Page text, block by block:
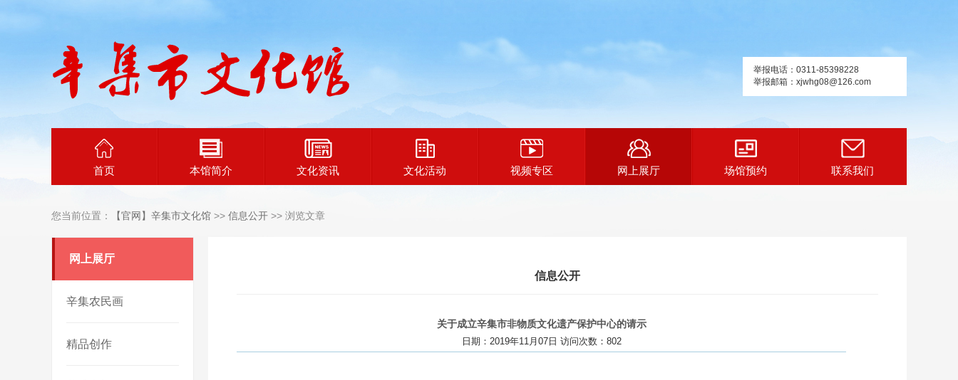
举报电话：0311-85398228
举报邮箱：xjwhg08@126.com
首页 本馆简介 文化资讯 文化活动 视频专区 网上展厅 场馆预约 联系我们
您当前位置： 【官网】辛集市文化馆 >> 信息公开 >> 浏览文章
网上展厅
辛集农民画
精品创作
信息公开
关于成立辛集市非物质文化遗产保护中心的请示
日期：2019年11月07日 访问次数： 802